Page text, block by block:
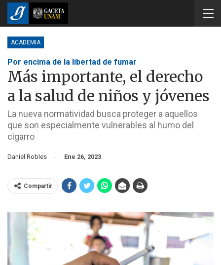
ACADEMIA
Por encima de la libertad de fumar
Más importante, el derecho
a la salud de niños y jóvenes
La nueva normatividad busca proteger a aquellos
que son especialmente vulnerables al humo del
cigarro
Daniel Robles Ene 26, 2023
Compartir